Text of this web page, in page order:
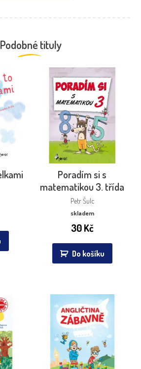
Podobné tituly
Poradím si s
matematikou 3. třída
Petr Šulc
skladem
30Kč
Do košíku